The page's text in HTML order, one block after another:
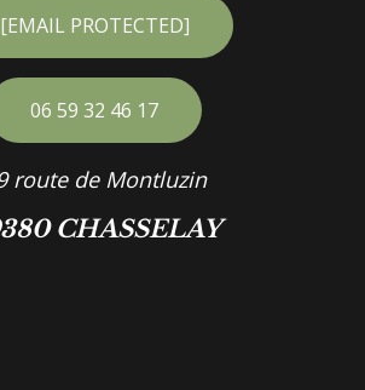
[EMAIL PROTECTED]
06 59 32 46 17
route de Montluzin
CHASSELAY